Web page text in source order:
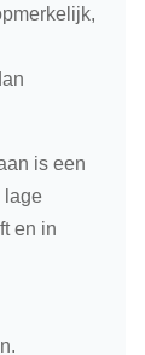
is een
lage
en in